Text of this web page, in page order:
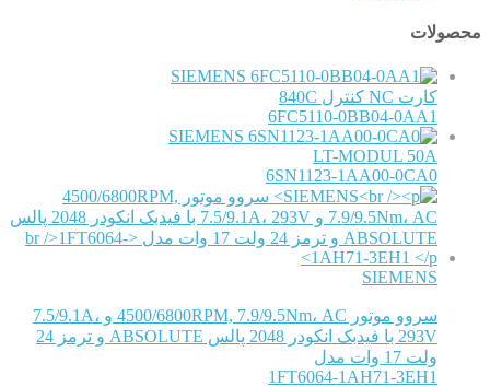
محصولات
SIEMENS
کارت NC کنترل 840C
6FC5110-0BB04-0AA1
SIEMENS
LT-MODUL 50A
6SN1123-1AA00-0CA0
SIEMENS
سروو موتور 4500/6800RPM, 7.9/9.5Nm، AC و 7.5/9.1A،
293V با فیدبک انکودر 2048 پالس ABSOLUTE و ترمز 24
ولت 17 وات مدل
1FT6064-1AH71-3EH1